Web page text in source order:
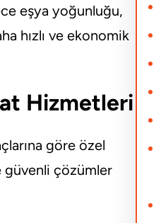
eşya yoğunluğu,
hızlı ve ekonomik
Hizmetleri
göre özel
güvenli çözümler